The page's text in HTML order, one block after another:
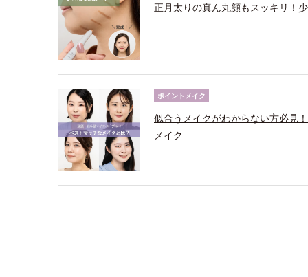
正月太りの真ん丸顔もスッキリ！
ポイントメイク
似合うメイクがわからない方必見
メイク